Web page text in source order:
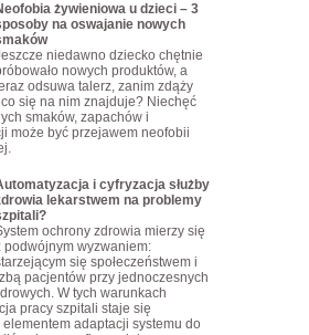
żywieniowa u dzieci – 3
na oswajanie nowych
niedawno dziecko chętnie
nowych produktów, a
odsuwa talerz, zanim zdąży
się na nim znajduje? Niechęć
smaków, zapachów i
może być przejawem neofobii
i cyfryzacja służby
lekarstwem na problemy
ochrony zdrowia mierzy się
podwójnym wyzwaniem:
się społeczeństwem i
pacjentów przy jednoczesnych
W tych warunkach
pracy szpitali staje się
elementem adaptacji systemu do